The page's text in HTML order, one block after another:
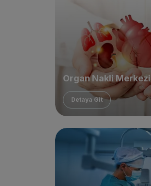
Organ Nakli Merkezi
Detaya Git